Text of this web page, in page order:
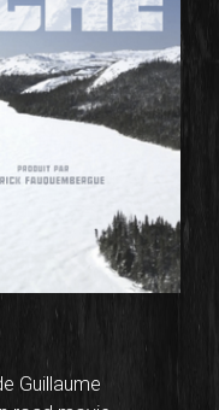
Guillaume